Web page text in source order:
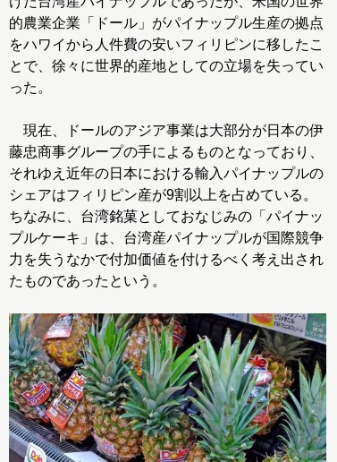
的農業企業「ドール」がパイナップル生産の拠点
をハワイから人件費の安いフィリピンに移したこ
とで、徐々に世界的産地としての立場を失ってい
った。
現在、ドールのアジア事業は大部分が日本の伊
藤忠商事グループの手によるものとなっており、
それゆえ近年の日本における輸入パイナップルの
シェアはフィリピン産が9割以上を占めている。
ちなみに、台湾銘菓としておなじみの「パイナッ
プルケーキ」は、台湾産パイナップルが国際競争
力を失うなかで付加価値を付けるべく考え出され
たものであったという。